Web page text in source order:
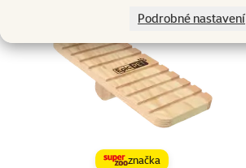
Podrobné nastavení
značka